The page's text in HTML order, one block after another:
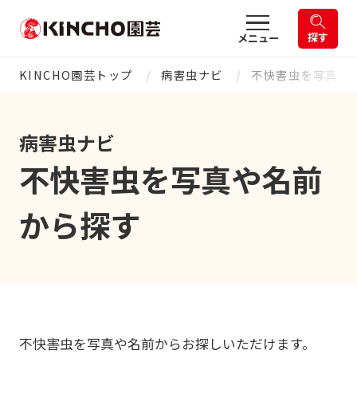
メニュー 探す
KINCHO園芸トップ 病害虫ナビ 不快害虫を写真や
病害虫ナビ
不快害虫を写真や名前
から探す
不快害虫を写真や名前からお探しいただけます。